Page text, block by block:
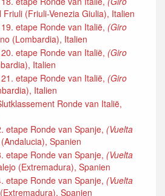
Friuli (Friuli-Venezia Giulia), Italien
etape Ronde van Italië, (Giro
(Lombardia), Italien
etape Ronde van Italië, (Giro
Italien
etape Ronde van Italië, (Giro
Italien
Ronde van Italië,
etape Ronde van Spanje, (Vuelta
Spanien
etape Ronde van Spanje, (Vuelta
(Extremadura), Spanien
etape Ronde van Spanje, (Vuelta
Spanien